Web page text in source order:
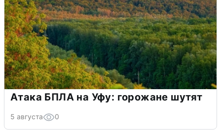
Атака БПЛА на Уфу: горожане шутят
5 августа 0